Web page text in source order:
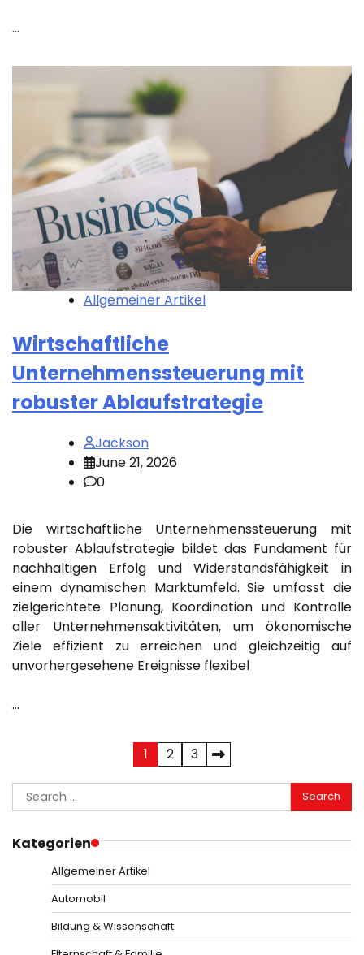
…
Allgemeiner Artikel
Wirtschaftliche
Unternehmenssteuerung mit
robuster Ablaufstrategie
Jackson
June 21, 2026
0
Die wirtschaftliche Unternehmenssteuerung mit
robuster Ablaufstrategie bildet das Fundament für
nachhaltigen Erfolg und Widerstandsfähigkeit in
einem dynamischen Marktumfeld. Sie umfasst die
zielgerichtete Planung, Koordination und Kontrolle
aller Unternehmensaktivitäten, um ökonomische
Ziele effizient zu erreichen und gleichzeitig auf
unvorhergesehene Ereignisse flexibel
…
pagination
1 2
3
Search
for:
Kategorien
Allgemeiner Artikel
Automobil
Bildung & Wissenschaft